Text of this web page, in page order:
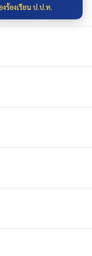
งร้องเรียน ป.ป.ท.